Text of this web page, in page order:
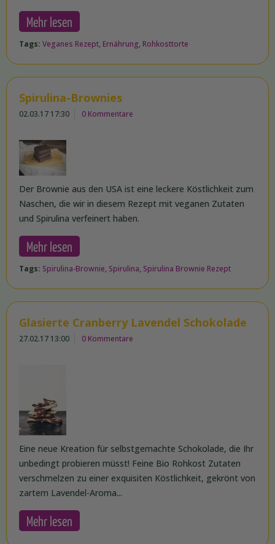
Mehr lesen
Tags: Veganes Rezept, Ernährung, Rohkosttorte
Spirulina-Brownies
02.03.17 17:30 0 Kommentare
Der Brownie aus den USA ist eine leckere Köstlichkeit zum
Naschen, die wir in diesem Rezept mit veganen Zutaten
und Spirulina verfeinert haben.
Mehr lesen
Tags: Spirulina-Brownie, Spirulina, Spirulina Brownie Rezept
Glasierte Cranberry Lavendel Schokolade
27.02.17 13:00 0 Kommentare
Eine neue Kreation für selbstgemachte Schokolade, die Ihr
unbedingt probieren müsst! Feine Bio Rohkost Zutaten
verschmelzen zu einer exquisiten Köstlichkeit, gekrönt von
zartem Lavendel-Aroma...
Mehr lesen